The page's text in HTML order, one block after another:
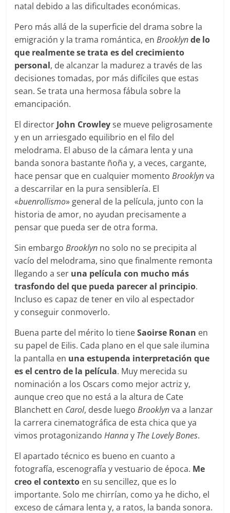
natal debido a las dificultades económicas.
Pero más allá de la superficie del drama sobre la
emigración y la trama romántica, enBrooklyn de lo
que realmente se trata es del crecimiento
personal, de alcanzar la madurez a través de las
decisiones tomadas, por más difíciles que estas
sean. Se trata una hermosa fábula sobre la
emancipación.
El director John Crowleyse mueve peligrosamente
y en un arriesgado equilibrio en el filo del
melodrama. El abuso de la cámara lenta y una
banda sonora bastante ñoña y, a veces, cargante,
hace pensar que en cualquier momentoBrooklynva
a descarrilar en la pura sensiblería. El
«buenrollismo» general de la película, junto con la
historia de amor, no ayudan precisamente a
pensar que pueda ser de otra forma.
Sin embargoBrooklyn no solo no se precipita al
vacío del melodrama, sino que finalmente remonta
llegando a ser una película con mucho más
trasfondo del que pueda parecer al principio.
Incluso es capaz de tener en vilo al espectador
y conseguir conmoverlo.
Buena parte del mérito lo tieneSaoirse Ronan en
su papel de Eilis. Cada plano en el que sale ilumina
la pantalla en una estupenda interpretación que
es el centro de la película. Muy merecida su
nominación a los Oscars como mejor actriz y,
aunque creo que no está a la altura de Cate
Blanchett en Carol, desde luegoBrooklynva a lanzar
la carrera cinematográfica de esta chica que ya
vimos protagonizandoHannay The Lovely Bones.
El apartado técnico es bueno en cuanto a
fotografía, escenografía y vestuario de época. Me
creo el contexto en su sencillez, que es lo
importante. Solo me chirrían, como ya he dicho, el
exceso de cámara lenta y, a ratos, la banda sonora.